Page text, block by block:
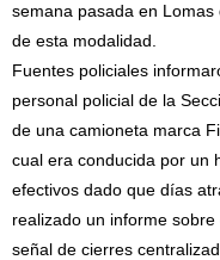
semana pasada en
de esta modalidad.
Fuentes policiales
personal policial de la
de una camioneta marca
cual era conducida por un
efectivos dado que días
realizado un informe
señal de cierres